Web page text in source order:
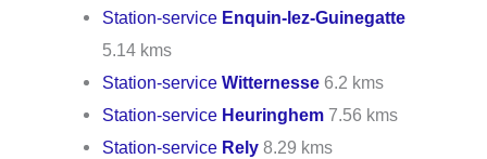
Station-service Enquin-lez-Guinegatte
5.14 kms
Station-serviceWitternesse 6.2 kms
Station-service Heuringhem 7.56 kms
Station-service Rely 8.29 kms